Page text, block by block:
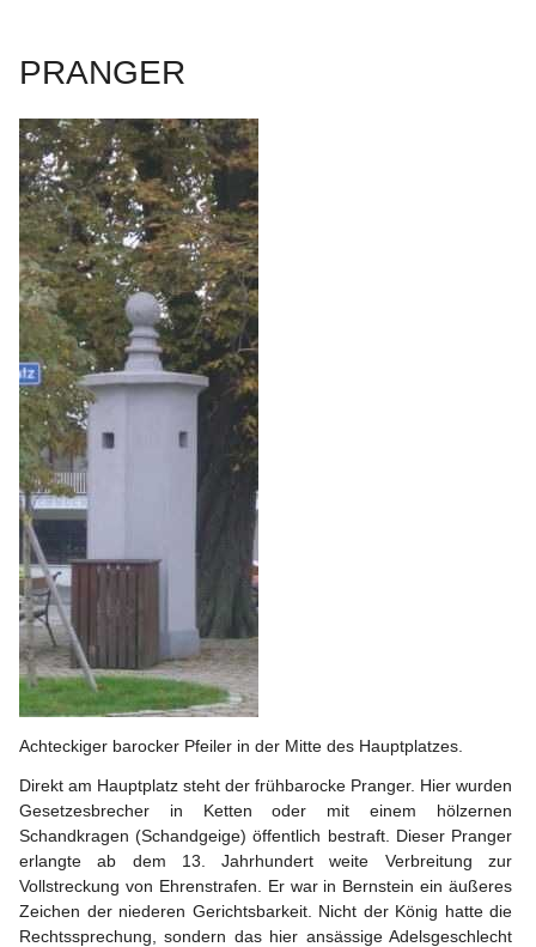
PRANGER
Achteckiger barocker Pfeiler in der Mitte des Hauptplatzes.
Direkt am Hauptplatz steht der frühbarocke Pranger. Hier wurden
Gesetzesbrecher in Ketten oder mit einem hölzernen
Schandkragen (Schandgeige) öffentlich bestraft. Dieser Pranger
erlangte ab dem 13. Jahrhundert weite Verbreitung zur
Vollstreckung von Ehrenstrafen. Er war in Bernstein ein äußeres
Zeichen der niederen Gerichtsbarkeit. Nicht der König hatte die
Rechtssprechung, sondern das hier ansässige Adelsgeschlecht